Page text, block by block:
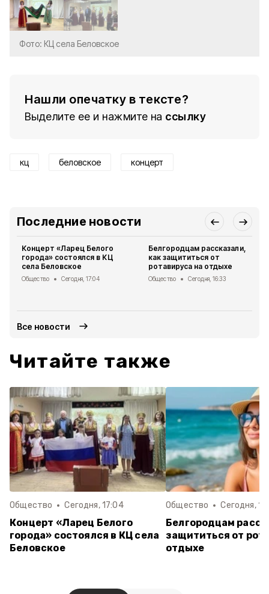
Фото: КЦ села Беловское
Нашли опечатку в тексте?
Выделите ее и нажмите на ссылку
кц беловское концерт
Последние новости
Концерт «Ларец Белого
города» состоялся в КЦ
села Беловское
Общество Сегодня, 17:04
Белгородцам рассказали,
как защититься от
ротавируса на отдыхе
Общество Сегодня, 16:33
Все новости
Читайте также
Общество Сегодня, 17:04
Концерт «Ларец Белого
города» состоялся в КЦ села
Беловское
Общество Сегодня,
Белгородцам
защититься от
отдыхе